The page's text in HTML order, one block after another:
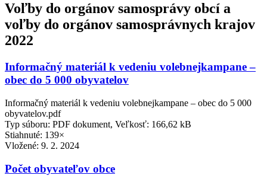
Voľby do orgánov samosprávy obcí a
voľby do orgánov samosprávnych krajov
2022
Informačný materiál k vedeniu volebnejkampane –
obec do 5 000 obyvatelov
Informačný materiál k vedeniu volebnejkampane – obec do 5 000
obyvatelov.pdf
Typ súboru: PDF dokument, Veľkosť: 166,62 kB
Stiahnuté: 139×
Vložené: 9. 2. 2024
Počet obyvateľov obce